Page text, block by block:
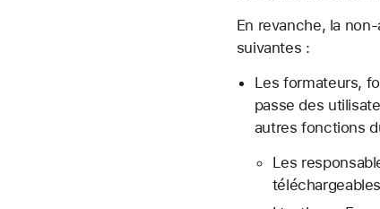
En revanche, la
suivantes :
Les formateurs,
passe des
autres fonctions
Les